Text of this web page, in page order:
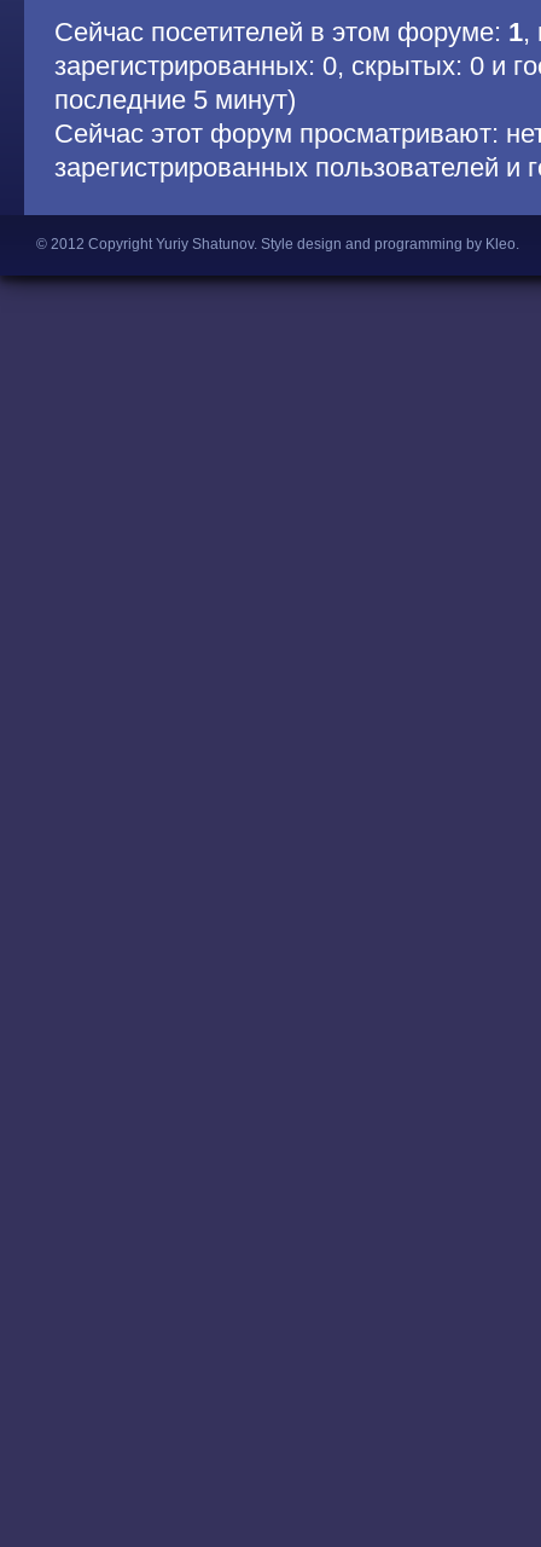
Сейчас посетителей в этом форуме: 1,
зарегистрированных: 0, скрытых: 0 и
последние 5 минут)
Сейчас этот форум просматривают:
зарегистрированных пользователей и
© 2012 Copyright Yuriy Shatunov. Style design and programming by Kleo.